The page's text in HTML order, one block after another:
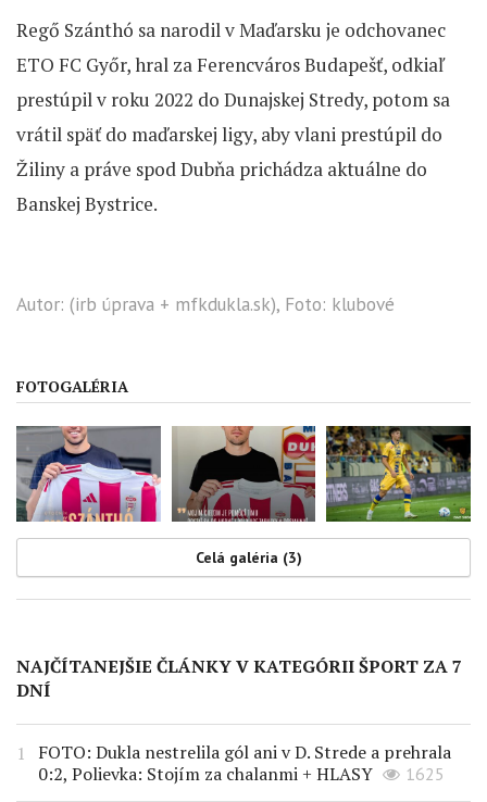
Regő Szánthó sa narodil v Maďarsku je odchovanec
ETO FC Győr, hral za Ferencváros Budapešť, odkiaľ
prestúpil v roku 2022 do Dunajskej Stredy, potom sa
vrátil späť do maďarskej ligy, aby vlani prestúpil do
Žiliny a práve spod Dubňa prichádza aktuálne do
Banskej Bystrice.
Autor: (irb úprava + mfkdukla.sk), Foto: klubové
FOTOGALÉRIA
Celá galéria (3)
NAJČÍTANEJŠIE ČLÁNKY V KATEGÓRII ŠPORT ZA 7
DNÍ
FOTO: Dukla nestrelila gól ani v D. Strede a prehrala
0:2, Polievka: Stojím za chalanmi + HLASY
1625